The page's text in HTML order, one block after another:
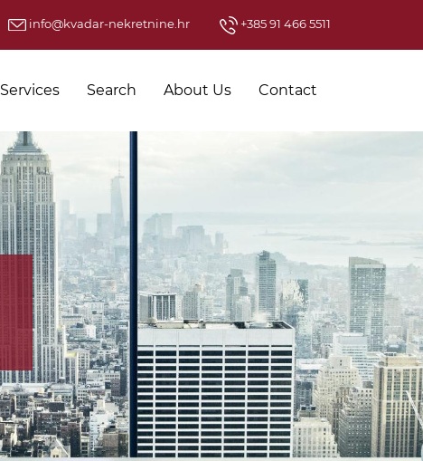
info@kvadar-nekretnine.hr +385 91 466 5511
Services Search About Us Contact